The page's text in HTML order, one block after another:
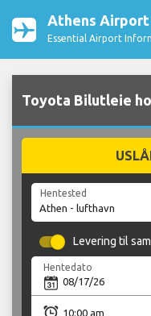
Athens Airport
Essential Airport
Toyota Bilutleie
Hentested
Levering til
Hentedato